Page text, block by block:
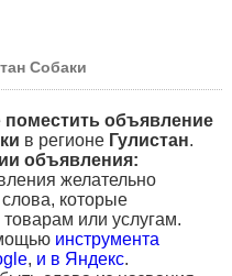
Собаки
поместить объявление
в регионе Гулистан.
объявления:
желательно
которые
или услугам.
инструмента
, и в Яндекс.